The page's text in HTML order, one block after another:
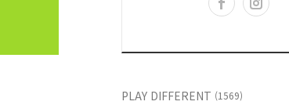
PLAY DIFFERENT (1569)